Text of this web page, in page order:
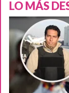
LO MÁS